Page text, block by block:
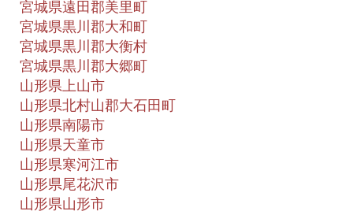
宮城県遠田郡美里町
宮城県黒川郡大和町
宮城県黒川郡大衡村
宮城県黒川郡大郷町
山形県上山市
山形県北村山郡大石田町
山形県南陽市
山形県天童市
山形県寒河江市
山形県尾花沢市
山形県山形市